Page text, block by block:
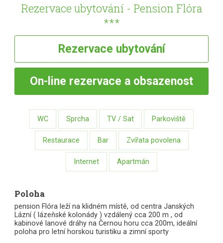
Rezervace ubytování - Pension Flóra
***
Rezervace ubytování
On-line rezervace a obsazenost
WC Sprcha TV / Sat Parkoviště
Restaurace Bar Zvířata povolena
Internet Apartmán
Poloha
pension Flóra leží na klidném místě, od centra Janských
Lázní ( lázeňské kolonády ) vzdálený cca 200 m , od
kabinové lanové dráhy na Černou horu cca 200m, ideální
poloha pro letní horskou turistiku a zimní sporty